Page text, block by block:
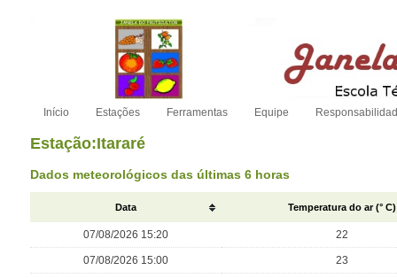
Início Estações Ferramentas Equipe
Estação:Itararé
Dados meteorológicos das últimas 6 horas
Data Temperatura do ar (° C)
07/08/2026 15:20 22
07/08/2026 15:00 23